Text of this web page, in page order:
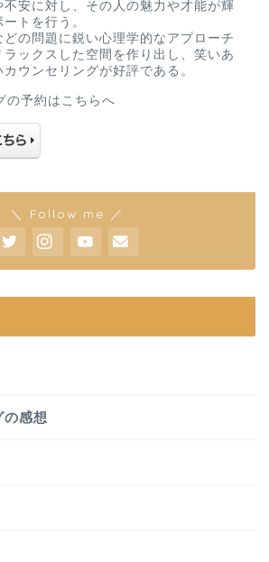
安に対し、その人の魅力や才能が輝
トを行う。
の問題に鋭い心理学的なアプローチ
ラックスした空間を作り出し、笑いあ
ウンセリングが好評である。
の予約はこちらへ
＼ Follow me ／
の感想